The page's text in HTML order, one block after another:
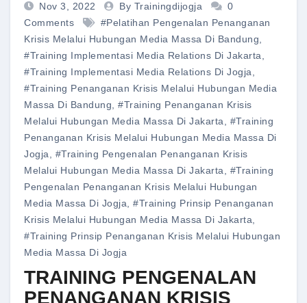
Nov 3, 2022 By Trainingdijogja
0
Comments
#pelatihan Pengenalan Penanganan
Krisis Melalui Hubungan Media Massa Di Bandung,
#training Implementasi Media Relations Di Jakarta,
#training Implementasi Media Relations Di Jogja,
#training Penanganan Krisis Melalui Hubungan Media
Massa Di Bandung, #training Penanganan Krisis
Melalui Hubungan Media Massa Di Jakarta, #training
Penanganan Krisis Melalui Hubungan Media Massa Di
Jogja, #training Pengenalan Penanganan Krisis
Melalui Hubungan Media Massa Di Jakarta, #training
Pengenalan Penanganan Krisis Melalui Hubungan
Media Massa Di Jogja, #training Prinsip Penanganan
Krisis Melalui Hubungan Media Massa Di Jakarta,
#training Prinsip Penanganan Krisis Melalui Hubungan
Media Massa Di Jogja
TRAINING PENGENALAN
PENANGANAN KRISIS